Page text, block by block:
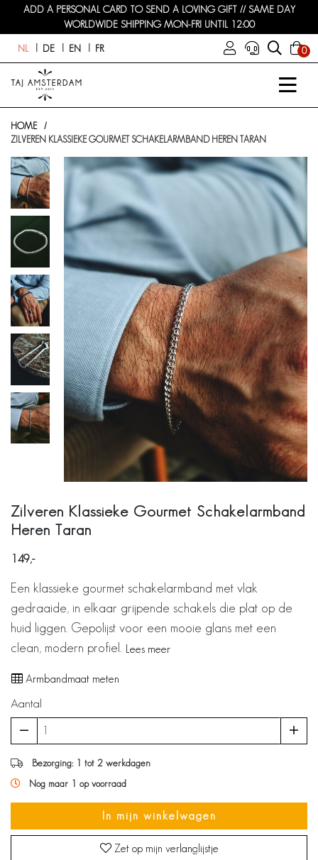
ADD A PERSONAL CARD TO SEND A LOVING GIFT // SAME DAY
WORLDWIDE SHIPPING MON-FRI UNTIL 12:00
NL DE EN FR 0
HOME
ZILVEREN KLASSIEKE GOURMET SCHAKELARMBAND HEREN TARAN
Zilveren Klassieke Gourmet Schakelarmband
Heren Taran
149
Een klassieke gourmet schakelarmband met vlak
gedraaide, in elkaar grijpende schakels die plat op de
huid liggen. Gepolijst voor een mooie glans met een
clean, modern profiel.
Lees meer
Armbandmaat meten
Aantal
Bezorging: 1 tot 2 werkdagen
Nog maar 1 op voorraad
In mijn winkelwagen
Zet op mijn verlanglijstje